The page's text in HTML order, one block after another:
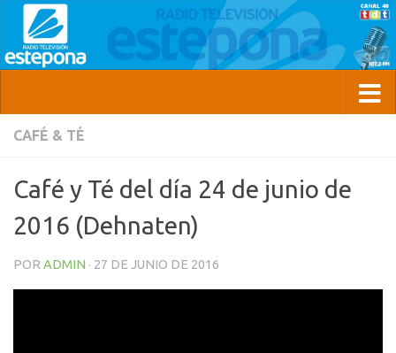
CAFÉ & TÉ
Café y Té del día 24 de junio de
2016 (Dehnaten)
POR ADMIN · 27 DE JUNIO DE 2016